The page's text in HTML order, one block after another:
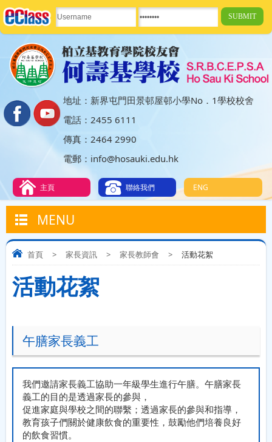
地址：新界屯門田景邨屋邨小學No．1學校校舍
電話：2455 6111
傳真：2464 2990
電郵：info@hosauki.edu.hk
ENG
聯絡我們
主頁
MENU
首頁 > 家長資訊 > 家長教師會 > 活動花絮
活動花絮
午膳家長義工
我們邀請家長義工協助一年級學生進行午膳。午膳家長
義工的目的是透過家長的參與，
促進家庭與學校之間的聯繫；透過家長的參與和指導，
教育孩子們關於健康飲食的重要性，鼓勵他們培養良好
的飲食習慣。